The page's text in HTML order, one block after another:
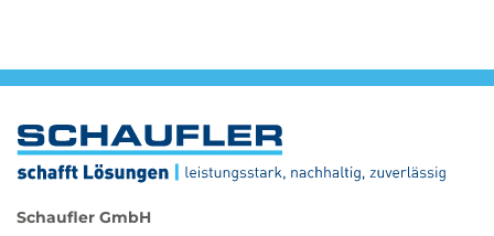
Schaufler GmbH